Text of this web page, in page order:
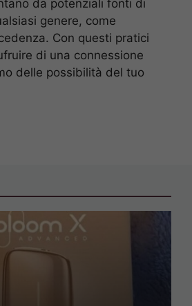
da potenziali fonti di
genere, come
Con questi pratici
di una connessione
delle possibilità del tuo